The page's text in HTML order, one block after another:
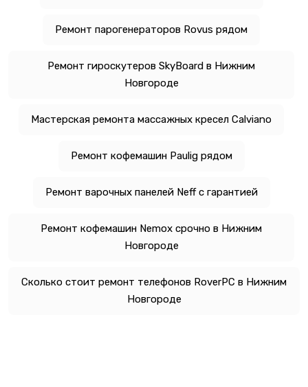
Ремонт парогенераторов Rovus рядом
Ремонт гироскутеров SkyBoard в Нижним
Новгороде
Мастерская ремонта массажных кресел Calviano
Ремонт кофемашин Paulig рядом
Ремонт варочных панелей Neff с гарантией
Ремонт кофемашин Nemox срочно в Нижним
Новгороде
Сколько стоит ремонт телефонов RoverPC в Нижним
Новгороде